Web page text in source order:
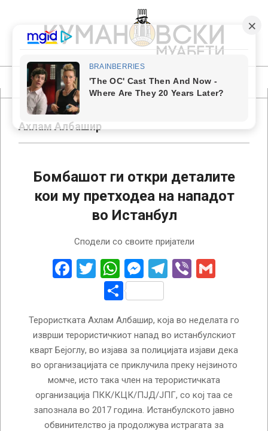
content
КУМАНОВСКИ
МУАБЕТИ
Primary
Navigation
MenuАхлам Албашир
Бомбашот ги откри деталите
кои му претходеа на нападот
во Истанбул
Сподели со своите пријатели
Facebook
Twitter
WhatsApp
Messenger
Telegram
Viber
Share
Терористката Ахлам Албашир, која во неделата го
изврши терористичкиот напад во истанбулскиот
кварт Бејоглу, во изјава за полицијата изјави дека
во организацијата се приклучила преку нејзиното
момче, исто така член на терористичката
организација ПКК/КЦК/ПЈД/ЈПГ, со кој таа се
запознала во 2017 година. Истанбулското јавно
обвинителство ја продолжува истрагата за